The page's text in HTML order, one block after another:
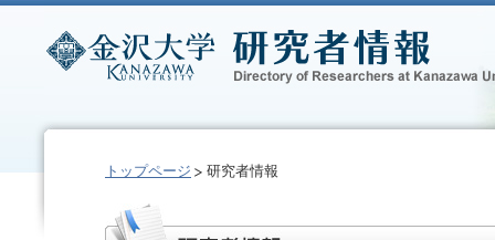
トップページ 研究者情報